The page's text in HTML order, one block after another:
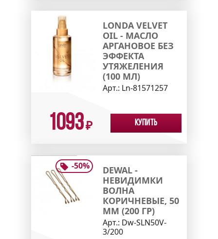
LONDA VELVET
OIL - МАСЛО
АРГАНОВОЕ БЕЗ
ЭФФЕКТА
УТЯЖЕЛЕНИЯ
(100 МЛ)
Арт.: Ln-81571257
1093₽ Купить
-50%
DEWAL -
НЕВИДИМКИ
ВОЛНА
КОРИЧНЕВЫЕ, 50
ММ (200 ГР)
Арт.: Dw-SLN50V-
3/200